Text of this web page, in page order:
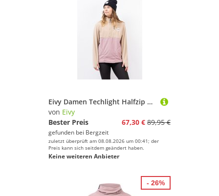
Eivy Damen Techlight Halfzip Pullover
von Eivy
Bester Preis
67,30 € 89,95 €
gefunden bei Bergzeit
zuletzt überprüft am 08.08.2026 um 00:41; der
Preis kann sich seitdem geändert haben.
Keine weiteren Anbieter
- 26%